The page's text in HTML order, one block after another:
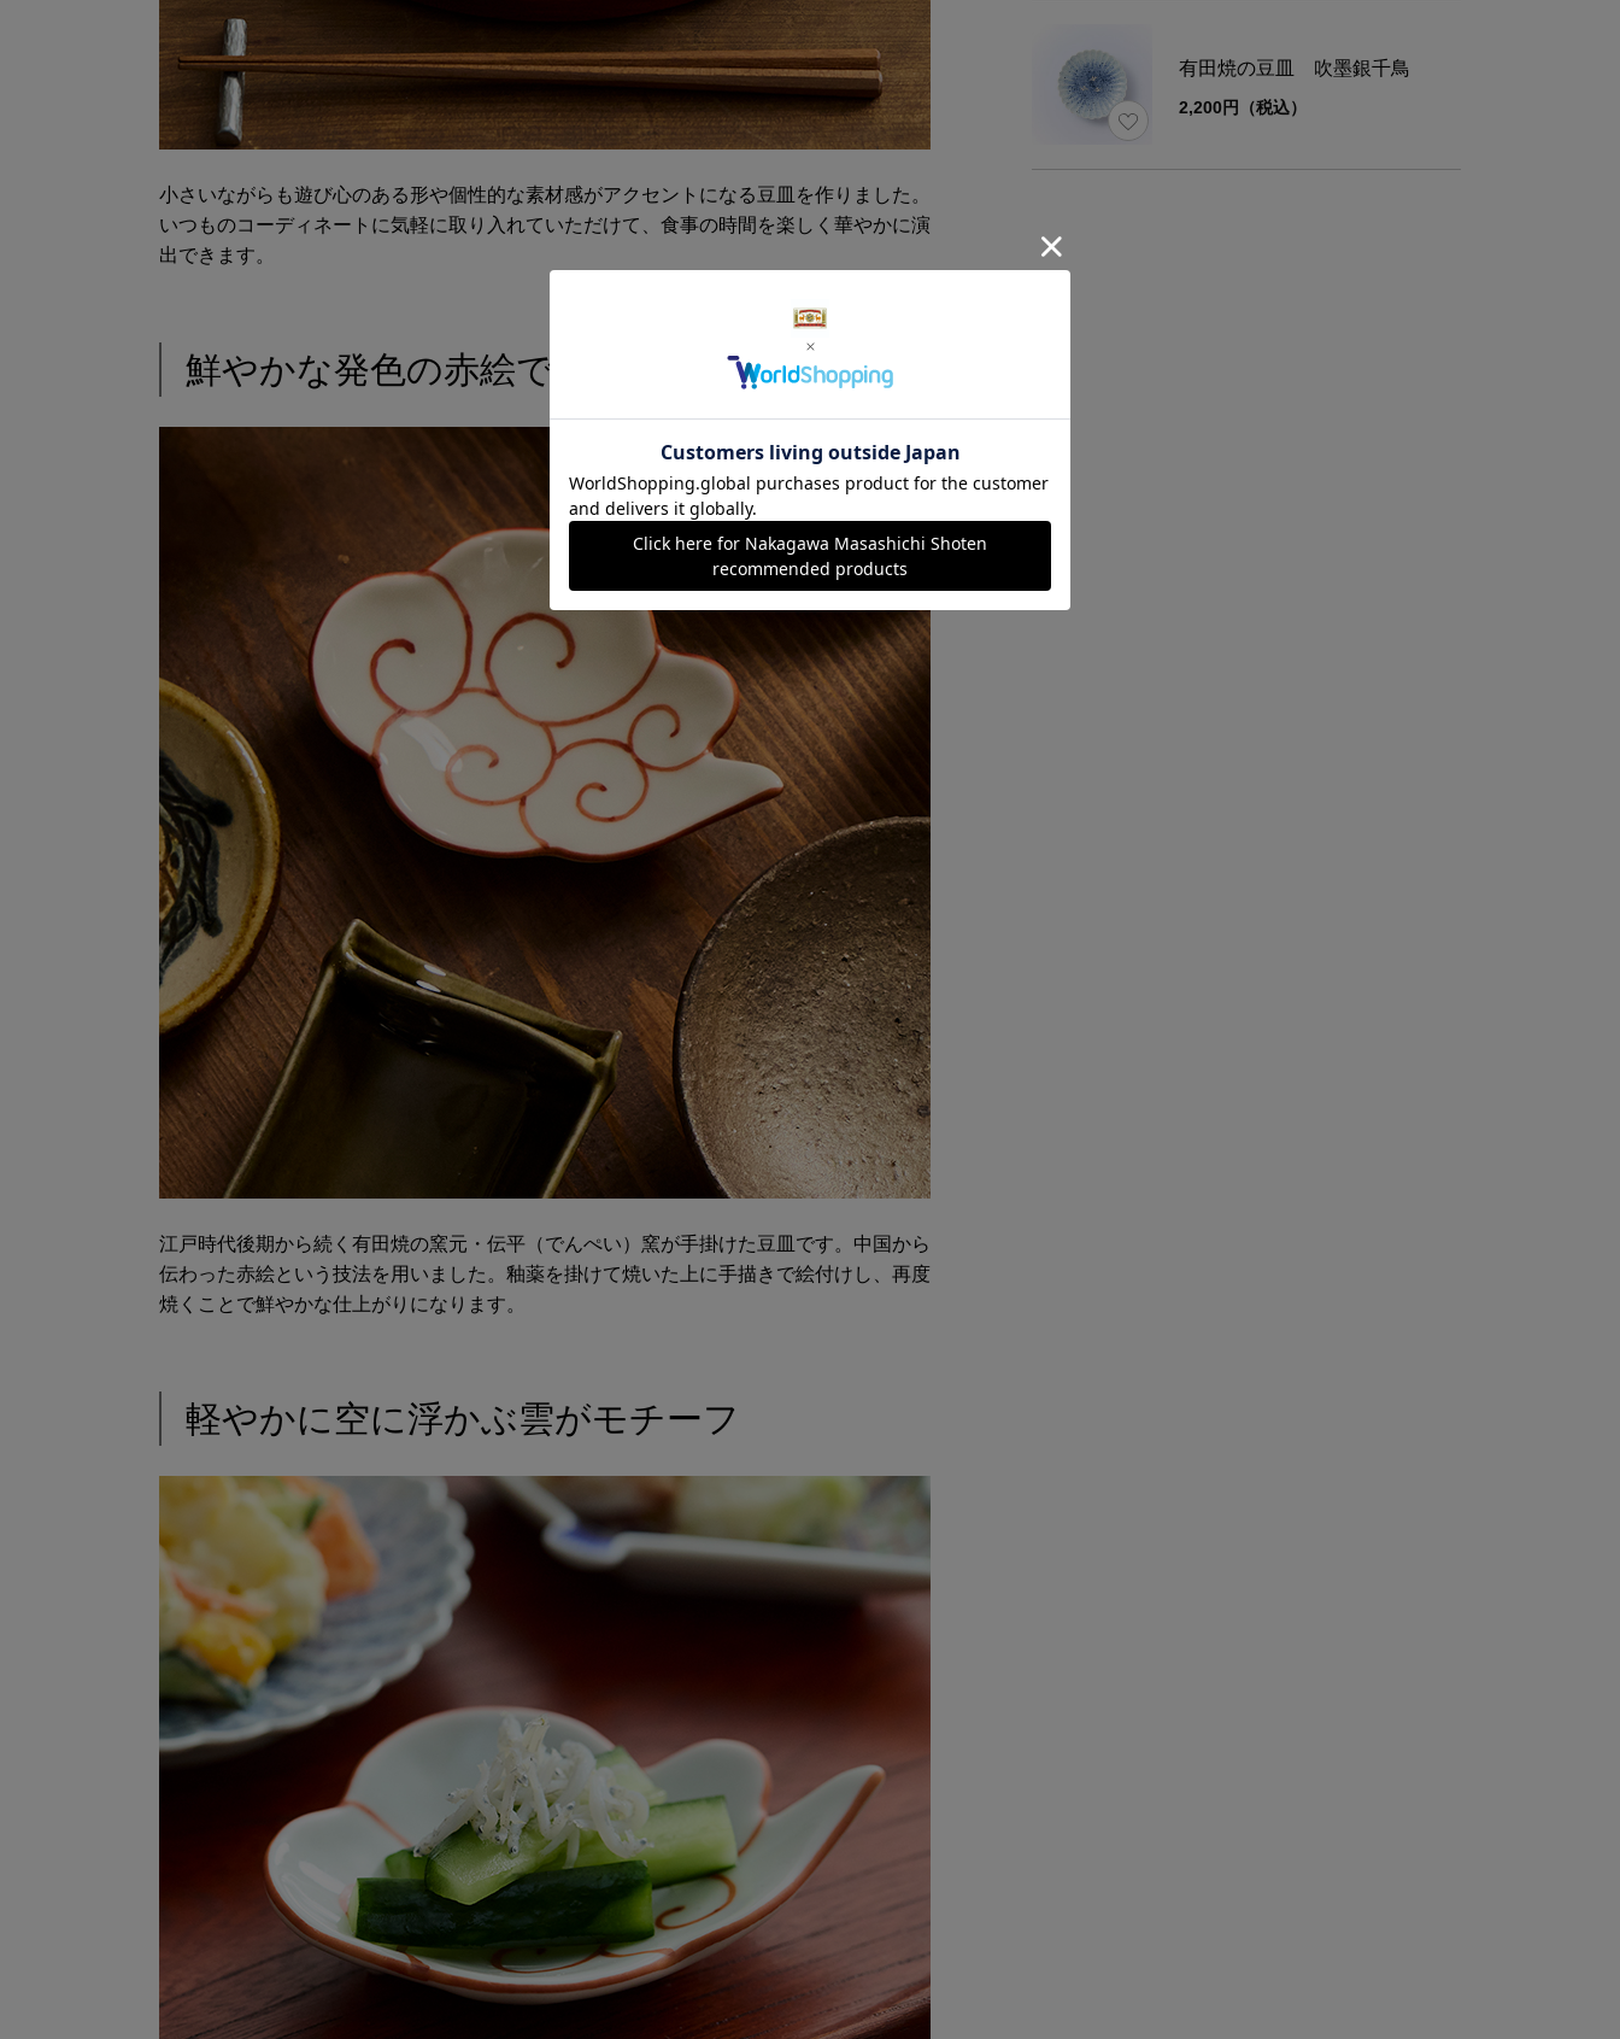
小さいながらも遊び心のある形や個性的な素材感がアクセントになる豆皿を作りました。
いつものコーディネートに気軽に取り入れていただけて、食事の時間を楽しく華やかに演
出できます。
鮮やかな発色の赤絵で描いた模様
江戸時代後期から続く有田焼の窯元・伝平（でんぺい）窯が手掛けた豆皿です。中国から
伝わった赤絵という技法を用いました。釉薬を掛けて焼いた上に手描きで絵付けし、再度
焼くことで鮮やかな仕上がりになります。
軽やかに空に浮かぶ雲がモチーフ
有田焼の豆皿 吹墨銀千鳥
2,200円（税込）